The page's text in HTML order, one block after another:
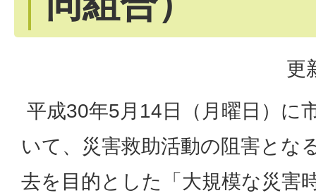
更
平成30年5月14日（月曜日）に
いて、災害救助活動の阻害とな
去を目的とした「大規模な災害